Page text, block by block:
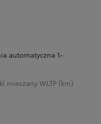
automatyczna 1-
mieszany WLTP (km)